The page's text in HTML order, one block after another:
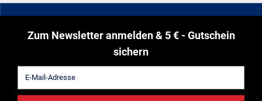
Zum Newsletter anmelden & 5 € - Gutschein
sichern